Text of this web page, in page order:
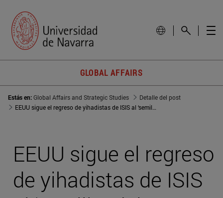
GLOBAL AFFAIRS
Estás en:Global Affairs and Strategic Studies
Detalle del post
EEUU sigue el regreso de yihadistas de ISIS al ‘semillero’ de Trinidad y Tobago
EEUU sigue el regreso
de yihadistas de ISIS